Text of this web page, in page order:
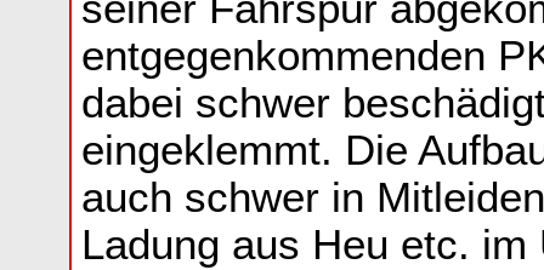
entgegenkommenden
dabei schwer
eingeklemmt. Die
auch schwer in
Ladung aus Heu etc.